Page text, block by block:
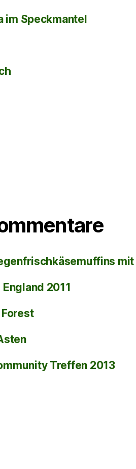
im Speckmantel
mit
England 2011
Treffen 2013